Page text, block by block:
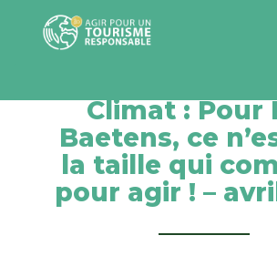
Climat : Pour
Baetens, ce
la taille qui
pour agir ! –